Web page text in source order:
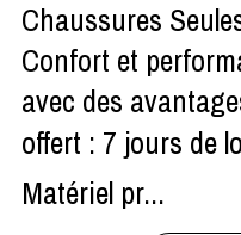
Chaussures
Confort et
avec des
offert : 7 jours de
Matériel pr...